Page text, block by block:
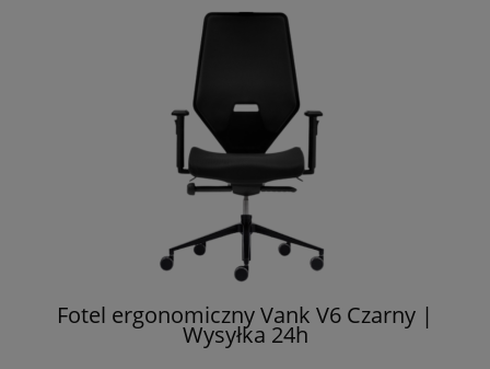
Fotel ergonomiczny Vank V6 Czarny |
Wysyłka 24h